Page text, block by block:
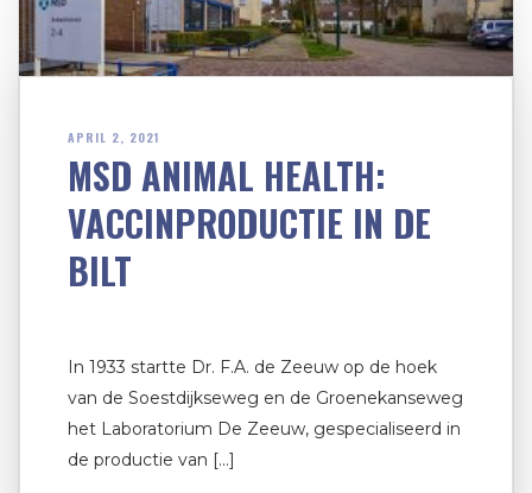
APRIL 2, 2021
MSD ANIMAL HEALTH:
VACCINPRODUCTIE IN DE
BILT
In 1933 startte Dr. F.A. de Zeeuw op de hoek
van de Soestdijkseweg en de Groenekanseweg
het Laboratorium De Zeeuw, gespecialiseerd in
de productie van […]